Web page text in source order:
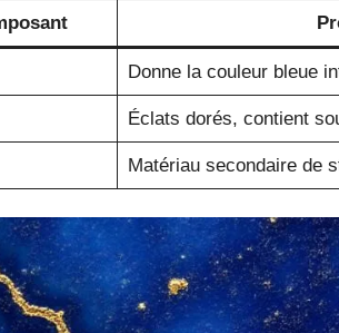
Donne la couleur bleue
Éclats dorés, contient
Matériau secondaire de